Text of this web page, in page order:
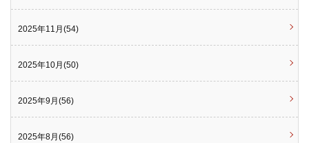
2025年11月(54)
2025年10月(50)
2025年9月(56)
2025年8月(56)